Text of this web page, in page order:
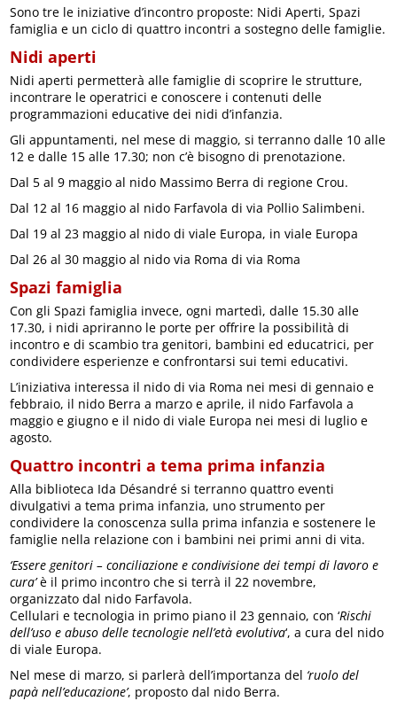
Sono tre le iniziative d’incontro proposte: Nidi Aperti, Spazi
famiglia e un ciclo di quattro incontri a sostegno delle famiglie.
Nidi aperti
Nidi aperti permetterà alle famiglie di scoprire le strutture,
incontrare le operatrici e conoscere i contenuti delle
programmazioni educative dei nidi d’infanzia.
Gli appuntamenti, nel mese di maggio, si terranno dalle 10 alle
12 e dalle 15 alle 17.30; non c’è bisogno di prenotazione.
Dal 5 al 9 maggio al nido Massimo Berra di regione Crou.
Dal 12 al 16 maggio al nido Farfavola di via Pollio Salimbeni.
Dal 19 al 23 maggio al nido di viale Europa, in viale Europa
Dal 26 al 30 maggio al nido via Roma di via Roma
Spazi famiglia
Con gli Spazi famiglia invece, ogni martedì, dalle 15.30 alle
17.30, i nidi apriranno le porte per offrire la possibilità di
incontro e di scambio tra genitori, bambini ed educatrici, per
condividere esperienze e confrontarsi sui temi educativi.
L’iniziativa interessa il nido di via Roma nei mesi di gennaio e
febbraio, il nido Berra a marzo e aprile, il nido Farfavola a
maggio e giugno e il nido di viale Europa nei mesi di luglio e
agosto.
Quattro incontri a tema prima infanzia
Alla biblioteca Ida Désandré si terranno quattro eventi
divulgativi a tema prima infanzia, uno strumento per
condividere la conoscenza sulla prima infanzia e sostenere le
famiglie nella relazione con i bambini nei primi anni di vita.
‘Essere genitori – conciliazione e condivisione dei tempi di lavoro e
cura’è il primo incontro che si terrà il 22 novembre,
organizzato dal nido Farfavola.
Cellulari e tecnologia in primo piano il 23 gennaio, con ‘Rischi
dell’uso e abuso delle tecnologie nell’età evolutiva‘, a cura del nido
di viale Europa.
Nel mese di marzo, si parlerà dell’importanza del ‘ruolo del
papà nell’educazione’, proposto dal nido Berra.